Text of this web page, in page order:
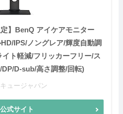
】BenQ アイケアモニター
IPS/ノングレア/輝度自動調
ト軽減/フリッカーフリー/ス
DP/D-sub/高さ調整/回転)
ュージャパン
公式サイト